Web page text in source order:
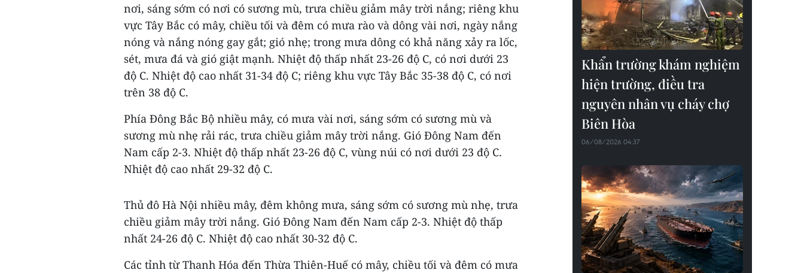
nơi, sáng sớm có nơi có sương mù, trưa chiều giảm mây trời nắng; riêng khu
vực Tây Bắc có mây, chiều tối và đêm có mưa rào và dông vài nơi, ngày nắng
nóng và nắng nóng gay gắt; gió nhẹ; trong mưa dông có khả năng xảy ra lốc,
sét, mưa đá và gió giật mạnh. Nhiệt độ thấp nhất 23-26 độ C, có nơi dưới 23
độ C. Nhiệt độ cao nhất 31-34 độ C; riêng khu vực Tây Bắc 35-38 độ C, có nơi
trên 38 độ C.
Phía Đông Bắc Bộ nhiều mây, có mưa vài nơi, sáng sớm có sương mù và
sương mù nhẹ rải rác, trưa chiều giảm mây trời nắng. Gió Đông Nam đến
Nam cấp 2-3. Nhiệt độ thấp nhất 23-26 độ C, vùng núi có nơi dưới 23 độ C.
Nhiệt độ cao nhất 29-32 độ C.
Thủ đô Hà Nội nhiều mây, đêm không mưa, sáng sớm có sương mù nhẹ, trưa
chiều giảm mây trời nắng. Gió Đông Nam đến Nam cấp 2-3. Nhiệt độ thấp
nhất 24-26 độ C. Nhiệt độ cao nhất 30-32 độ C.
Các tỉnh từ Thanh Hóa đến Thừa Thiên-Huế có mây, chiều tối và đêm có mưa
Khẩn trường khám nghiệm
hiện trường, điều tra
nguyên nhân vụ cháy chợ
Biên Hòa
06/08/2026 04:37